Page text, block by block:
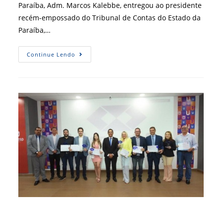
Paraíba, Adm. Marcos Kalebbe, entregou ao presidente
recém-empossado do Tribunal de Contas do Estado da
Paraíba,…
Continue Lendo Em
Visita
Fala
Sobre
Parcerias
CFA
Ao
TCE-
PB